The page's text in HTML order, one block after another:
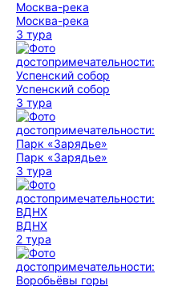
Москва-река
3 тура
Успенский собор
3 тура
Парк «Зарядье»
3 тура
ВДНХ
2 тура